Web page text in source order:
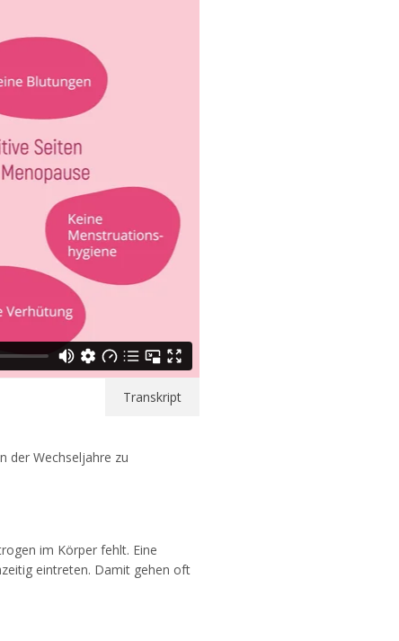
Transkript
der Wechseljahre zu
im Körper fehlt. Eine
eintreten. Damit gehen oft